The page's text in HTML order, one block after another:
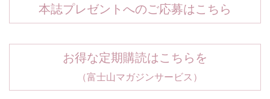
本誌プレゼントへのご応募はこちら
お得な定期購読はこちらを
（富士山マガジンサービス）